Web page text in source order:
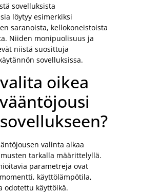
sovelluksista
löytyy esimerkiksi
saranoista, kellokoneistoista
Niiden monipuolisuus ja
niistä suosittuja
sovelluksissa.
oikea
valinta alkaa
tarkalla määrittelyllä.
parametreja ovat
käyttölämpötila,
odotettu käyttöikä.